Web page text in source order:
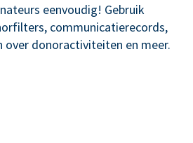
eenvoudig! Gebruik
communicatierecords,
over donoractiviteiten en meer.